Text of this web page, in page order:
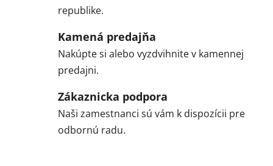
republike.
Kamená predajňa
Nakúpte si alebo vyzdvihnite v kamennej
predajni.
Zákaznicka podpora
Naši zamestnanci sú vám k dispozícii pre
odbornú radu.